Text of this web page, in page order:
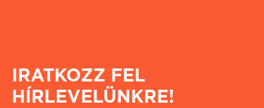
IRATKOZZ FEL
HÍRLEVELÜNKRE!